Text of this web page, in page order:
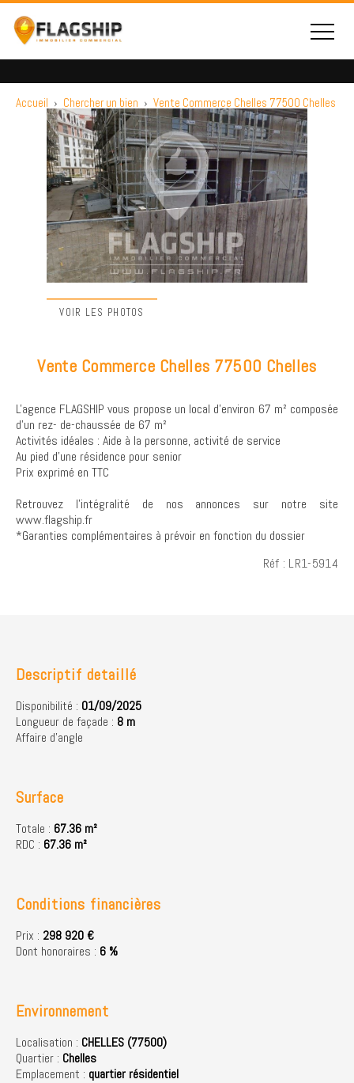
Accueil › Chercher un bien › Vente Commerce Chelles 77500 Chelles
VOIR LES PHOTOS
Vente Commerce Chelles 77500 Chelles
L'agence FLAGSHIP vous propose un local d'environ 67 m² composée
d'un rez- de-chaussée de 67 m²
Activités idéales : Aide à la personne, activité de service
Au pied d'une résidence pour senior
Prix exprimé en TTC
Retrouvez l’intégralité de nos annonces sur notre site
www.flagship.fr
*Garanties complémentaires à prévoir en fonction du dossier
Réf : LR1-5914
Descriptif detaillé
Disponibilité : 01/09/2025
Longueur de façade : 8 m
Affaire d'angle
Surface
Totale : 67.36 m²
RDC : 67.36 m²
Conditions financières
Prix : 298 920 €
Dont honoraires : 6 %
Environnement
Localisation : CHELLES (77500)
Quartier : Chelles
Emplacement : quartier résidentiel